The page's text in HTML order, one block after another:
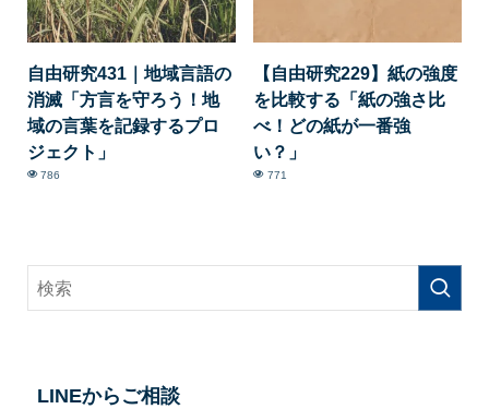
自由研究431｜地域言語の
消滅「方言を守ろう！地
域の言葉を記録するプロ
ジェクト」
786
【自由研究229】紙の強度
を比較する「紙の強さ比
べ！どの紙が一番強
い？」
771
LINEからご相談